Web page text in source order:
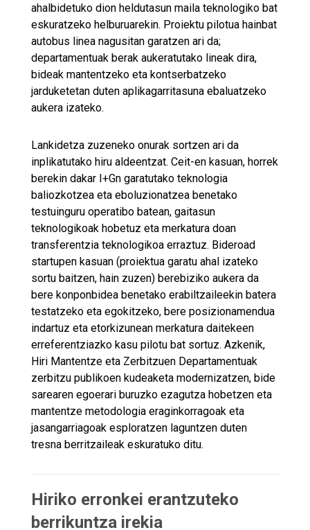
ahalbidetuko dion heldutasun maila teknologiko bat
eskuratzeko helburuarekin. Proiektu pilotua hainbat
autobus linea nagusitan garatzen ari da;
departamentuak berak aukeratutako lineak dira,
bideak mantentzeko eta kontserbatzeko
jarduketetan duten aplikagarritasuna ebaluatzeko
aukera izateko.
Lankidetza zuzeneko onurak sortzen ari da
inplikatutako hiru aldeentzat. Ceit-en kasuan, horrek
berekin dakar I+Gn garatutako teknologia
baliozkotzea eta eboluzionatzea benetako
testuinguru operatibo batean, gaitasun
teknologikoak hobetuz eta merkatura doan
transferentzia teknologikoa erraztuz. Bideroad
startupen kasuan (proiektua garatu ahal izateko
sortu baitzen, hain zuzen) berebiziko aukera da
bere konponbidea benetako erabiltzaileekin batera
testatzeko eta egokitzeko, bere posizionamendua
indartuz eta etorkizunean merkatura daitekeen
erreferentziazko kasu pilotu bat sortuz. Azkenik,
Hiri Mantentze eta Zerbitzuen Departamentuak
zerbitzu publikoen kudeaketa modernizatzen, bide
sarearen egoerari buruzko ezagutza hobetzen eta
mantentze metodologia eraginkorragoak eta
jasangarriagoak esploratzen laguntzen duten
tresna berritzaileak eskuratuko ditu.
Hiriko erronkei erantzuteko
berrikuntza irekia